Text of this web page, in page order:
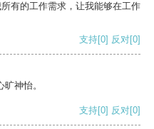
有的工作需求，让我能够在工作
支持[0] 反对[0]
神怡。
支持[0] 反对[0]